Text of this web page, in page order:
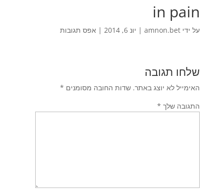
in pain
על ידי amnon.bet
| יונ 6, 2014 | אפס תגובות
שלחו תגובה
האימייל לא יוצג באתר. שדות החובה מסומנים *
התגובה שלך *